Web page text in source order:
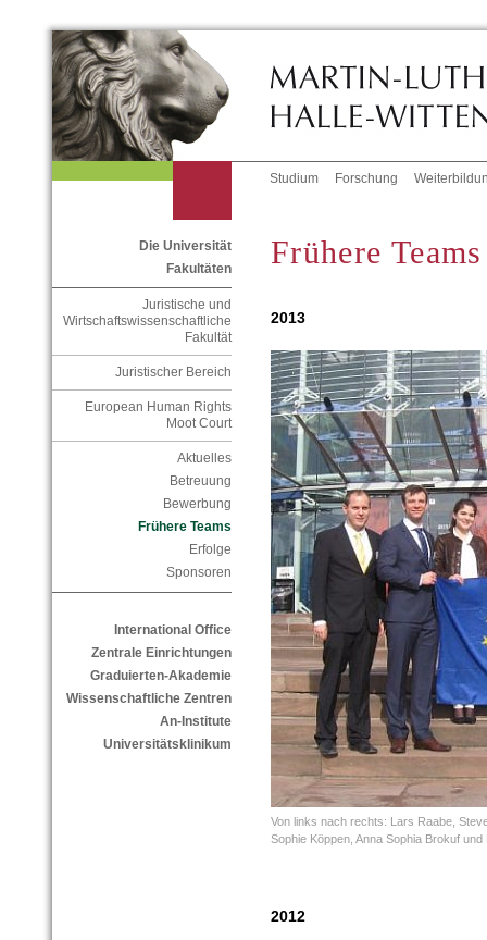
Studium Forschung
Die Universität
Fakultäten
Juristische und
Wirtschaftswissenschaftliche
Fakultät
Juristischer Bereich
European Human Rights
Moot Court
Aktuelles
Betreuung
Bewerbung
Frühere Teams
Erfolge
Sponsoren
International Office
Zentrale Einrichtungen
Graduierten-Akademie
Wissenschaftliche Zentren
An-Institute
Universitätsklinikum
Frühere Teams
2013
Von links nach rechts: Lars Raabe,
Sophie Köppen, Anna Sophia Brokuf und
2012